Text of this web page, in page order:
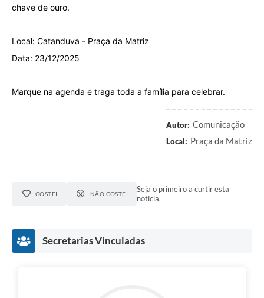
Agenda
Diário Oficial
chave de ouro.
Local: Catanduva - Praça da Matriz
Data: 23/12/2025
Marque na agenda e traga toda a família para celebrar.
Autor: Comunicação
Local: Praça da Matriz
GOSTEI NÃO GOSTEI
Seja o primeiro a curtir esta
notícia.
Secretarias Vinculadas